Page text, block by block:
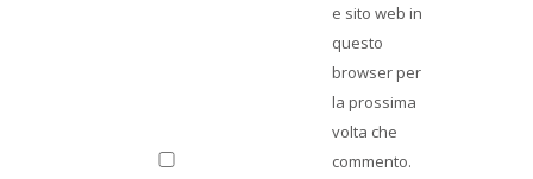
e sito web in
questo
browser per
la prossima
volta che
commento.